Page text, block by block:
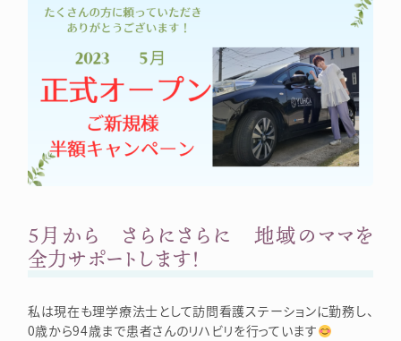
5月から さらにさらに 地域のママを
全力サポートします！
私は現在も理学療法士として訪問看護ステーションに勤務し、
0歳から94歳まで患者さんのリハビリを行っています